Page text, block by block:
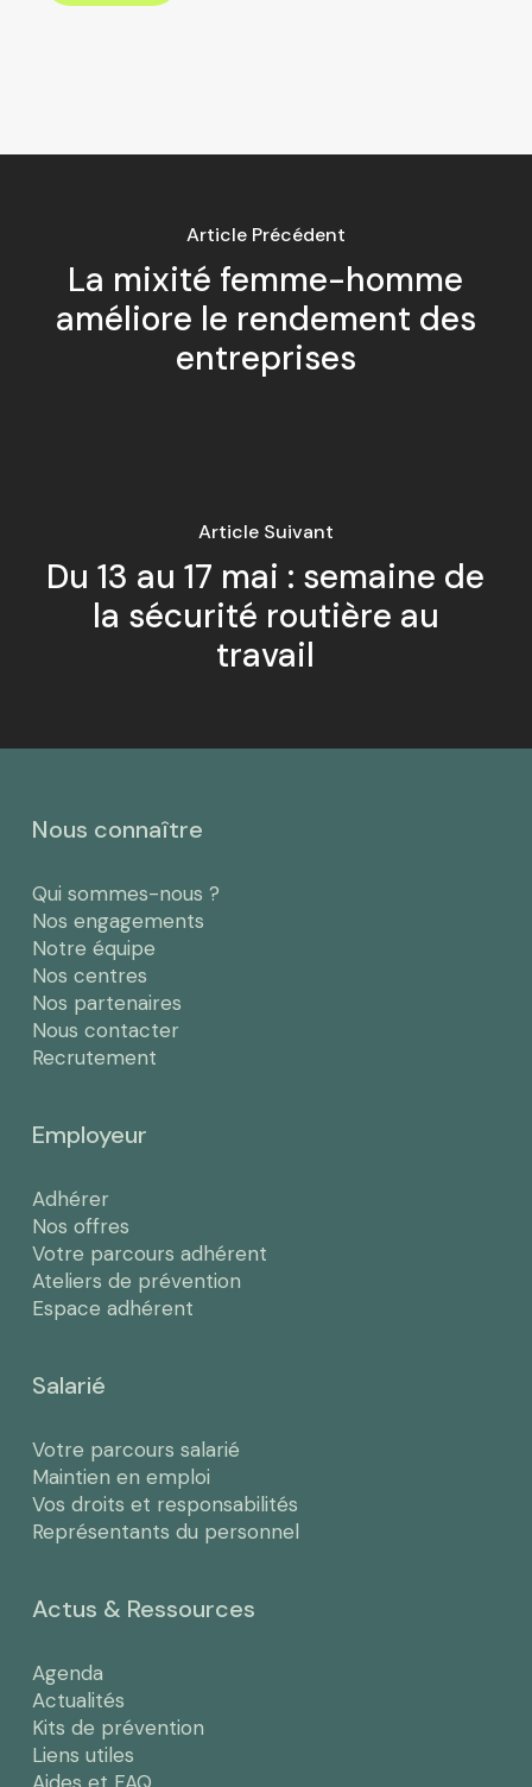
Article Précédent
La mixité femme-homme
améliore le rendement des
entreprises
Article Suivant
Du 13 au 17 mai : semaine de
la sécurité routière au
travail
Nous connaître
Qui sommes-nous ?
Nos engagements
Notre équipe
Nos centres
Nos partenaires
Nous contacter
Recrutement
Employeur
Adhérer
Nos offres
Votre parcours adhérent
Ateliers de prévention
Espace adhérent
Salarié
Votre parcours salarié
Maintien en emploi
Vos droits et responsabilités
Représentants du personnel
Actus & Ressources
Agenda
Actualités
Kits de prévention
Liens utiles